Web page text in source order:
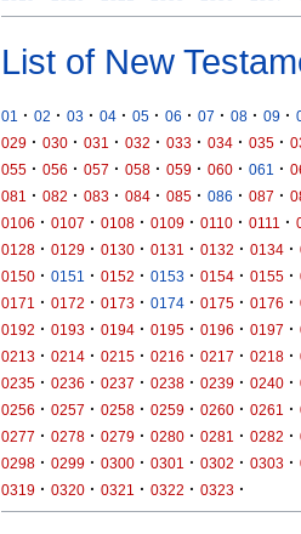
List of New
01 · 02 · 03 · 04 · 05 · 06 · 07 · 08 · 09 ·
029 · 030 · 031 · 032 · 033 · 034 · 035 ·
055 · 056 · 057 · 058 · 059 · 060 · 061 ·
081
· 082 · 083 · 084 · 085 · 086 · 087 ·
0106 · 0107 · 0108 · 0109 · 0110 · 0111 ·
0128 · 0129 · 0130 · 0131 · 0132 · 0134 ·
0150 · 0151 · 0152 · 0153 · 0154 · 0155 ·
0171
· 0172 · 0173 · 0174 · 0175 · 0176 ·
0192 · 0193 · 0194 · 0195 · 0196 · 0197 ·
0213 · 0214 · 0215 · 0216 · 0217 · 0218 ·
0235 · 0236 · 0237 · 0238 · 0239 · 0240 ·
0256 · 0257 · 0258 · 0259 · 0260 · 0261 ·
0277 · 0278 · 0279 · 0280 · 0281 · 0282 ·
0298 · 0299 · 0300 · 0301 · 0302 · 0303 ·
0319 · 0320 · 0321 · 0322 · 0323 ·